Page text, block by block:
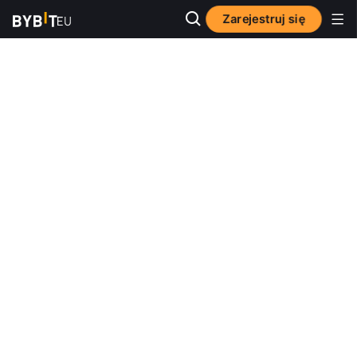
Zarejestruj się